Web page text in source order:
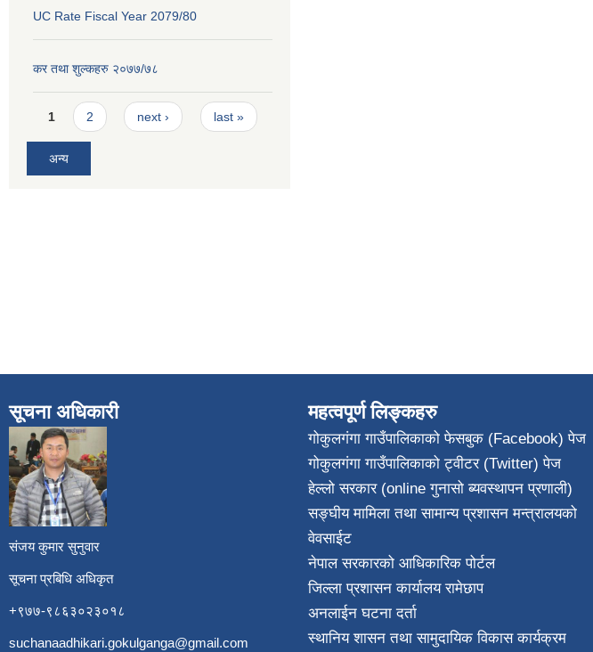
UC Rate Fiscal Year 2079/80
कर तथा शुल्कहरु २०७७/७८
Pages
1 2 next › last »
अन्य
सूचना अधिकारी
संजय कुमार सुनुवार
सूचना प्रबिधि अधिकृत
+९७७-९८६३०२३०१८
suchanaadhikari.gokulganga@gmail.com
महत्वपूर्ण लिङ्कहरु
गोकुलगंगा गाउँपालिकाको फेसबुक (Facebook) पेज
गोकुलगंगा गाउँपालिकाको ट्वीटर (Twitter) पेज
हेल्लो सरकार (online गुनासो ब्यवस्थापन प्रणाली)
सङ्घीय मामिला तथा सामान्य प्रशासन मन्त्रालयको
वेवसाईट
नेपाल सरकारको आधिकारिक पोर्टल
जिल्ला प्रशासन कार्यालय रामेछाप
अनलाईन घटना दर्ता
स्थानिय शासन तथा सामुदायिक विकास कार्यक्रम